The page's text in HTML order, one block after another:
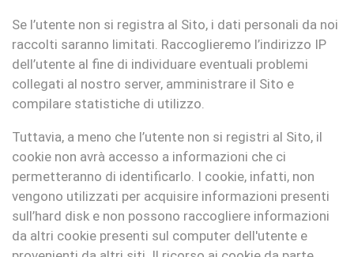
Se l’utente non si registra al Sito, i dati personali da noi
raccolti saranno limitati. Raccoglieremo l’indirizzo IP
dell’utente al fine di individuare eventuali problemi
collegati al nostro server, amministrare il Sito e
compilare statistiche di utilizzo.
Tuttavia, a meno che l’utente non si registri al Sito, il
cookie non avrà accesso a informazioni che ci
permetteranno di identificarlo. I cookie, infatti, non
vengono utilizzati per acquisire informazioni presenti
sull’hard disk e non possono raccogliere informazioni
da altri cookie presenti sul computer dell'utente e